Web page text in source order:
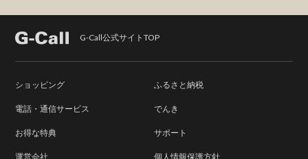
G-Call公式サイトTOP
ショッピング ふるさと納税
電話・通信サービス でんき
お得な特典 サポート
運営会社 個人情報保護方針